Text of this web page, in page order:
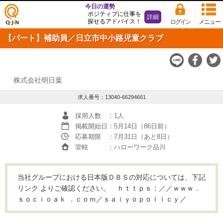
仕事
探し
の求
Q-JiN
メニュー
ログイン
今日の運勢
ポジティブに仕事を
探せるアドバイス！
詳細
【パート】補助員／日立市中小路児童クラブ
株式会社明日葉
求人番号：13040-66294661
採用人数
：1人
掲載開始日 ：5月14日（86日前）
応募期限
：7月31日（あと8日）
管轄
：ハローワーク品川
当社グループにおける日本版ＤＢＳの対応については、下記
リンク よりご確認ください。 ｈｔｔｐｓ：／／ｗｗｗ．
ｓｏｃｉｏａｋ ．ｃｏｍ／ｓａｉｙｏｐｏｌｉｃｙ／